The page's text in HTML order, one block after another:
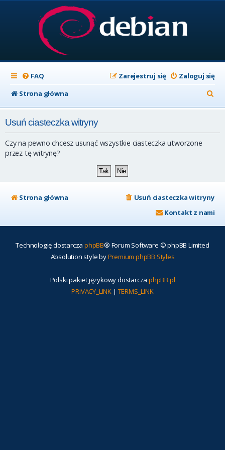
FAQ Zaloguj się
Zarejestruj się
Strona główna
z
Usuń ciasteczka witryny
Czy na pewno chcesz usunąć wszystkie ciasteczka utworzone
przez tę witrynę?
Strona główna
Usuń ciasteczka witryny
Kontakt z nami
Technologię dostarcza phpBB® Forum Software © phpBB Limited
Absolution style byPremium phpBB Styles
Polski pakiet językowy dostarcza phpBB.pl
PRIVACY_LINK | TERMS_LINK